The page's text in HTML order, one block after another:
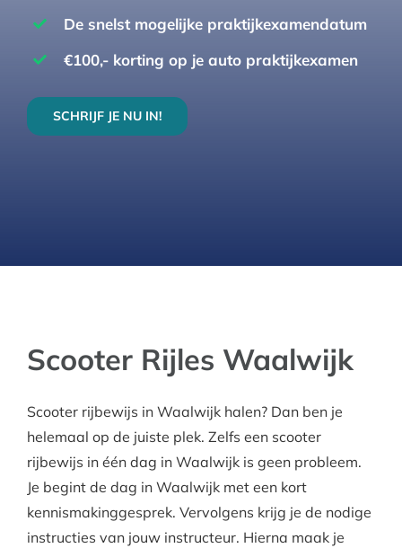
De snelst mogelijke praktijkexamendatum
€100,- korting op je auto praktijkexamen
SCHRIJF JE NU IN!
Scooter Rijles Waalwijk
Scooter rijbewijs in Waalwijk halen? Dan ben je
helemaal op de juiste plek. Zelfs een scooter
rijbewijs in één dag in Waalwijk is geen probleem.
Je begint de dag in Waalwijk met een kort
kennismakinggesprek. Vervolgens krijg je de nodige
instructies van jouw instructeur. Hierna maak je